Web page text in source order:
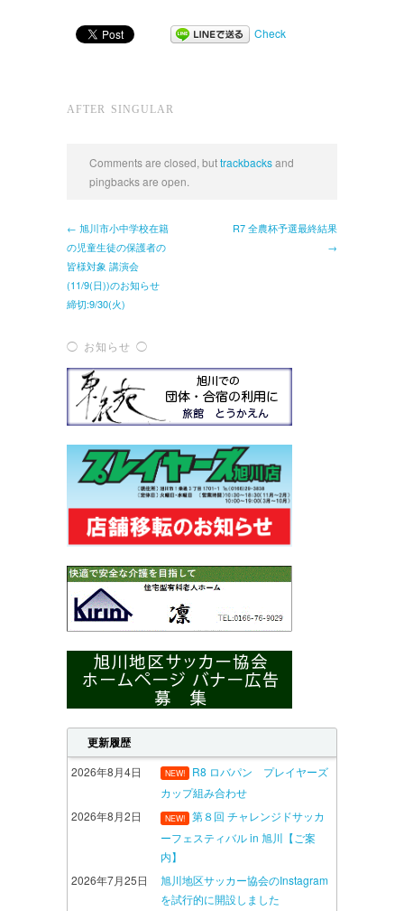
Check
AFTER SINGULAR
Comments are closed, buttrackbacksand
pingbacks are open.
← 旭川市小中学校在籍
の児童生徒の保護者の
皆様対象 講演会
(11/9(日))のお知らせ
締切:9/30(火)
R7 全農杯予選最終結果
→
◯ お知らせ ◯
更新履歴
2026年8月4日 NEW!
R8 ロバパン プレイヤーズ
カップ組み合わせ
2026年8月2日
NEW!
第８回 チャレンジドサッカ
ーフェスティバル in 旭川【ご案
内】
2026年7月25日
旭川地区サッカー協会のInstagram
を試行的に開設しました